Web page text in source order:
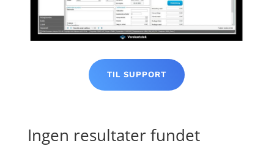
TIL SUPPORT
Ingen resultater fundet